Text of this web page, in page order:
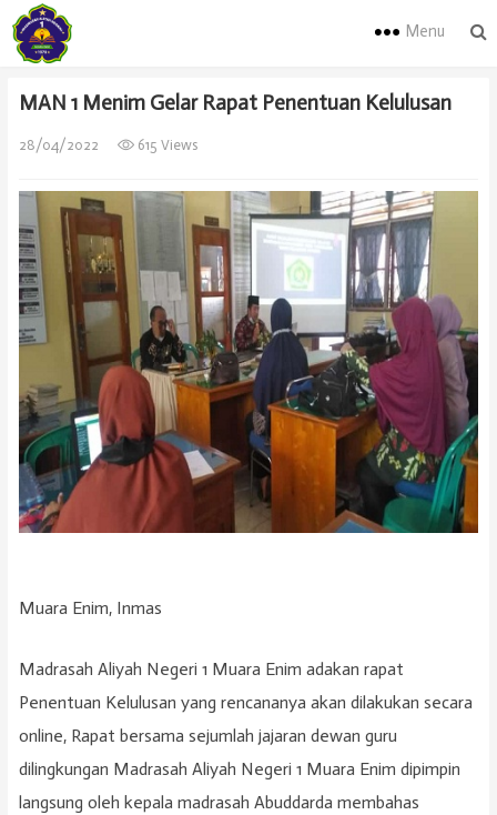
Menu
MAN 1 Menim Gelar Rapat Penentuan Kelulusan
28/04/2022 615 Views
Muara Enim, Inmas
Madrasah Aliyah Negeri 1 Muara Enim adakan rapat
Penentuan Kelulusan yang rencananya akan dilakukan secara
online, Rapat bersama sejumlah jajaran dewan guru
dilingkungan Madrasah Aliyah Negeri 1 Muara Enim dipimpin
langsung oleh kepala madrasah Abuddarda membahas